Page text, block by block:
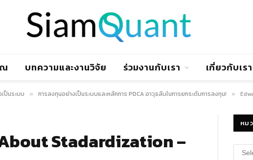
บทความและงานวิจัย ร่วมงานกับเรา เกี่ยวกับเรา
ป็นระบบ » การลงทุนอย่างเป็นระบบและหลักการ PDCA อาวุธลับในการยกระดับการลงทุน! »
Stadardization –
หม
หมวด